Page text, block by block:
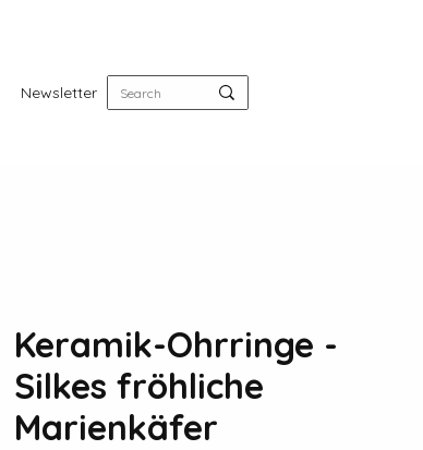
Newsletter
Keramik-Ohrringe -
Silkes fröhliche
Marienkäfer